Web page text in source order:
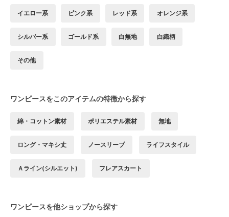
イエロー系 ピンク系 レッド系 オレンジ系
シルバー系 ゴールド系 白無地 白織柄
その他
ワンピースをこのアイテムの特徴から探す
綿・コットン素材 ポリエステル素材 無地
ロング・マキシ丈 ノースリーブ ライフスタイル
Ａライン(シルエット) フレアスカート
ワンピースを他ショップから探す